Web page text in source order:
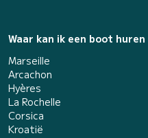
Waar kan ik een boot huren
Marseille
Arcachon
Hyères
La Rochelle
Corsica
Kroatië